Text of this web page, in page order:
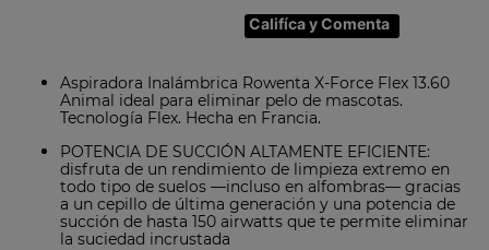
Califíca y Comenta
Aspiradora Inalámbrica Rowenta X-Force Flex 13.60
Animal ideal para eliminar pelo de mascotas.
Tecnología Flex. Hecha en Francia.
POTENCIA DE SUCCIÓN ALTAMENTE EFICIENTE:
disfruta de un rendimiento de limpieza extremo en
todo tipo de suelos —incluso en alfombras— gracias
a un cepillo de última generación y una potencia de
succión de hasta 150 airwatts que te permite eliminar
la suciedad incrustada